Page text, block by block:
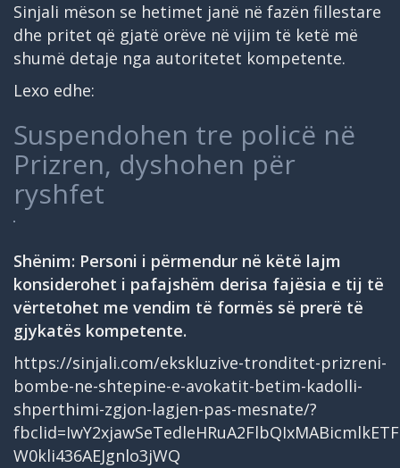
Sinjali mëson se hetimet janë në fazën fillestare
dhe pritet që gjatë orëve në vijim të ketë më
shumë detaje nga autoritetet kompetente.
Lexo edhe:
Suspendohen tre policë në
Prizren, dyshohen për
ryshfet
Shënim: Personi i përmendur në këtë lajm
konsiderohet i pafajshëm derisa fajësia e tij të
vërtetohet me vendim të formës së prerë të
gjykatës kompetente.
https://sinjali.com/ekskluzive-tronditet-prizreni-
bombe-ne-shtepine-e-avokatit-betim-kadolli-
shperthimi-zgjon-lagjen-pas-mesnate/?
W0kli436AEJgnlo3jWQ